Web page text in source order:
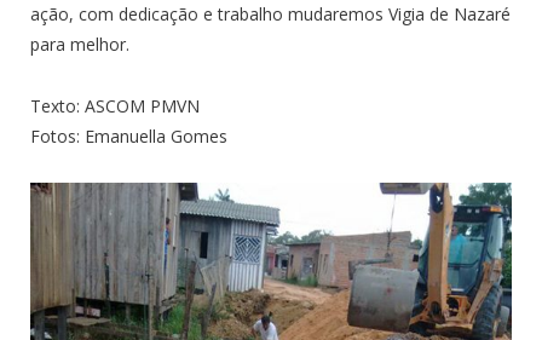
ação, com dedicação e trabalho mudaremos Vigia de Nazaré
para melhor.
Texto: ASCOM PMVN
Fotos: Emanuella Gomes